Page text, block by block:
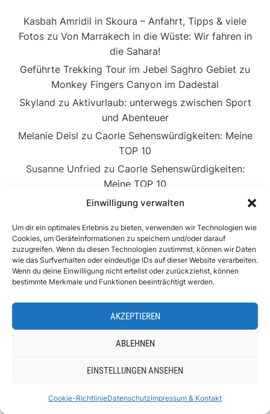
Einwilligung verwalten
Um dir ein optimales Erlebnis zu bieten, verwenden wir Technologien wie
Cookies, um Geräteinformationen zu speichern und/oder darauf
zuzugreifen. Wenn du diesen Technologien zustimmst, können wir Daten
wie das Surfverhalten oder eindeutige IDs auf dieser Website verarbeiten.
Wenn du deine Einwilligung nicht erteilst oder zurückziehst, können
bestimmte Merkmale und Funktionen beeinträchtigt werden.
AKZEPTIEREN
ABLEHNEN
EINSTELLUNGEN ANSEHEN
Cookie-RichtlinieDatenschutzImpressum & Kontakt
Kasbah Amridil in Skoura – Anfahrt, Tipps & viele
Fotoszu Von Marrakech in die Wüste: Wir fahren in
die Sahara!
Geführte Trekking Tour im Jebel Saghro Gebiet zu
Monkey Fingers Canyon im Dadestal
Skyland zu Aktivurlaub: unterwegs zwischen Sport
und Abenteuer
Melanie Deisl zu Caorle Sehenswürdigkeiten: Meine
TOP 10
Susanne Unfried zu Caorle Sehenswürdigkeiten:
Meine TOP 10
Viareggio: Aperol an
der Riviera